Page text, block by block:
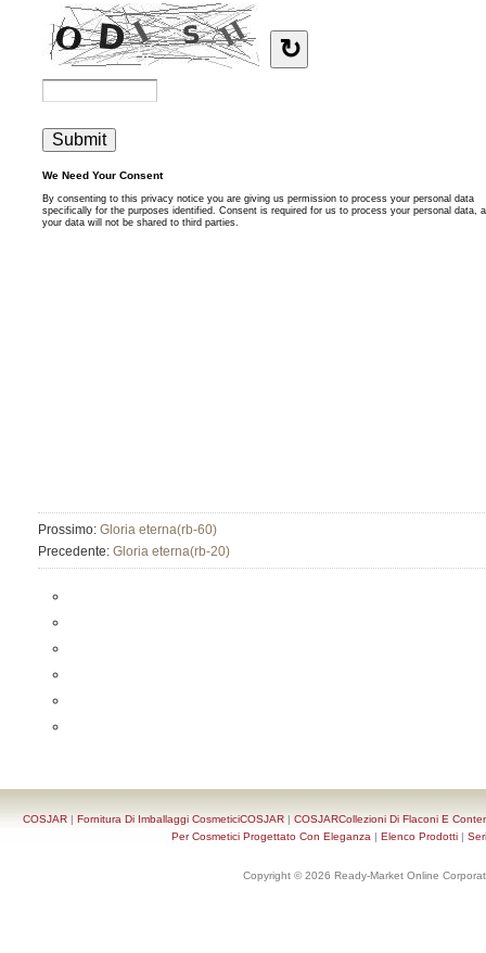
Prossimo: Gloria eterna(rb-60)
Precedente: Gloria eterna(rb-20)
COSJAR | Fornitura Di Imballaggi CosmeticiCOSJAR | COSJARCollezioni Di Flaconi E
Per Cosmetici Progettato Con Eleganza | Elenco Prodotti|
Copyright © 2026 Ready-Market Online